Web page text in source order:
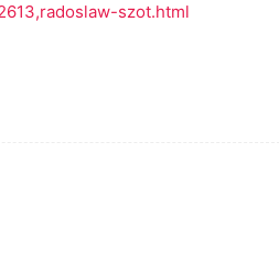
szot.html